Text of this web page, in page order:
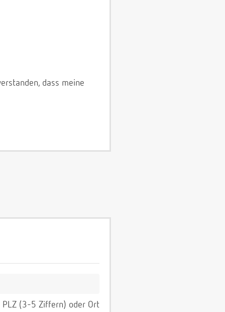
dass meine
PLZ (3-5 Ziffern) oder Ort